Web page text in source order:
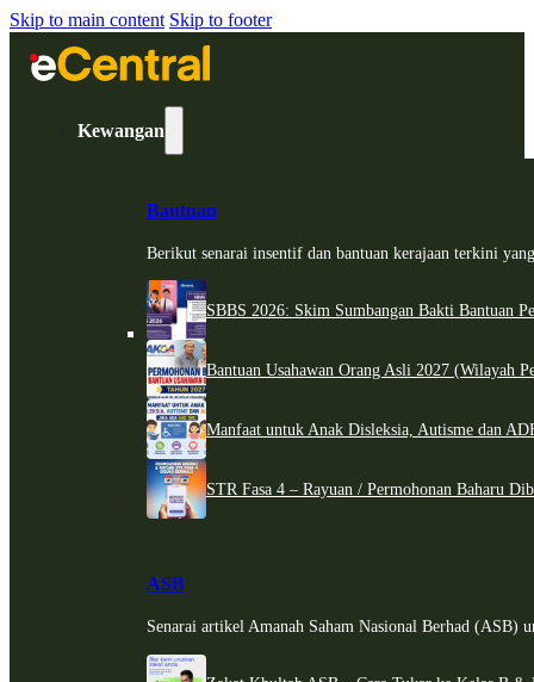
Skip to main content Skip to footer
Kewangan
Bantuan
Berikut senarai insentif dan bantuan kerajaan terkini
SBBS 2026: Skim Sumbangan Bakti Bantuan
Bantuan Usahawan Orang Asli 2027 (Wilayah
Manfaat untuk Anak Disleksia, Autisme dan
STR Fasa 4 – Rayuan / Permohonan Baharu
ASB
Senarai artikel Amanah Saham Nasional Berhad (ASB)